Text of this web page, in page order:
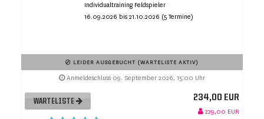
Individualtraining Feldspieler
16.09.2026 bis 21.10.2026 (5 Termine)
LEIDER AUSGEBUCHT (WARTELISTE AKTIV)
Anmeldeschluss 09. September 2026, 15:00 Uhr
WARTELISTE 234,00 EUR
229,00 EUR